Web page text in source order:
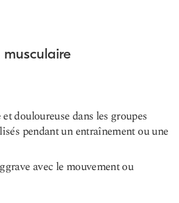
musculaire
douloureuse dans les groupes
pendant un entraînement ou une
avec le mouvement ou